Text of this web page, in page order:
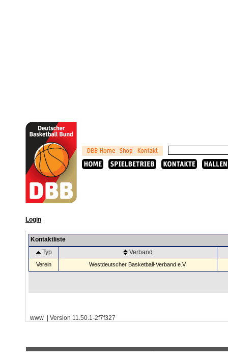
Login
Kontaktliste
Typ
Verband
Verein Westdeutscher Basketball-Verband e.V.
www | Version 11.50.1-2f7f327